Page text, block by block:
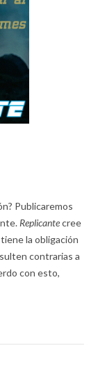
Publicaremos
Replicantecree
la obligación
contrarias a
con esto,